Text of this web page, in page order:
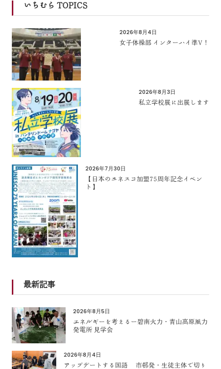
いちむら TOPICS
2026年8月4日
女子体操部 インターハイ準V！
2026年8月3日
私立学校展に出展します
2026年7月30日
【日本のユネスコ加盟75周年記念イベン
ト】
最新記事
2026年8月5日
エネルギーを考えるー碧南火力・青山高原風力
発電所 見学会
2026年8月4日
アップデートする国語 市邨発・生徒主体で切り